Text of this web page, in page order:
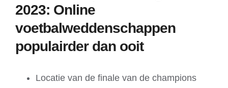
2023: Online
voetbalweddenschappen
populairder dan ooit
Locatie van de finale van de champions